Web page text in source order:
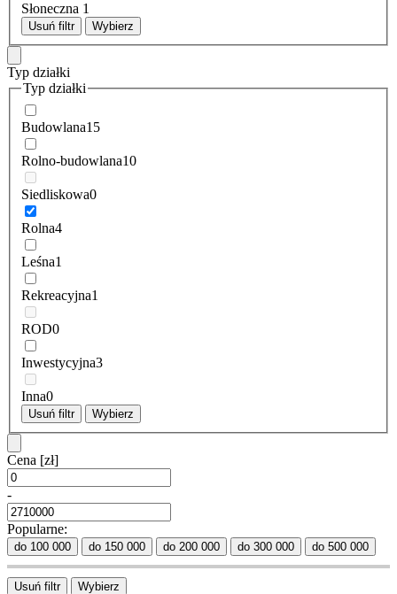
Słoneczna 1
Usuń filtr Wybierz
Typ działki
Typ działki
Budowlana15
Rolno-budowlana10
Siedliskowa0
Rolna4
Leśna1
Rekreacyjna1
ROD0
Inwestycyjna3
Inna0
Usuń filtr Wybierz
Cena [zł]
-
Popularne:
do 100 000 do 150 000 do 200 000 do 300 000 do 500 000
Usuń filtr Wybierz